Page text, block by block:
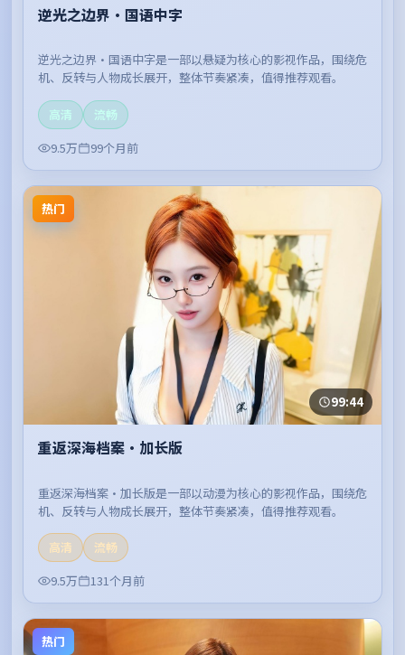
逆光之边界·国语中字
逆光之边界·国语中字是一部以悬疑为核心的影视作品，围绕危
机、反转与人物成长展开，整体节奏紧凑，值得推荐观看。
高清
流畅
9.5万
99个月前
热门
99:44
重返深海档案·加长版
重返深海档案·加长版是一部以动漫为核心的影视作品，围绕危
机、反转与人物成长展开，整体节奏紧凑，值得推荐观看。
高清
流畅
9.5万
131个月前
热门